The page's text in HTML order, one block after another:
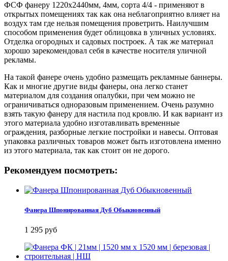
ФСФ фанеру 1220х2440мм, 4мм, сорта 4/4 - применяют в
открытых помещениях так как она неблагоприятно влияет на
воздух там где нельзя помещения проветрить. Наилучшим
способом применения будет облицовка в уличных условиях.
Отделка огородных и садовых построек. А так же материал
хорошо зарекомендовал себя в качестве носителя уличной
рекламы.
На такой фанере очень удобно размещать рекламные баннеры.
Как и многие другие виды фанеры, она легко станет
материалом для создания опалубки, при чем можно не
ограничиваться одноразовым применением. Очень разумно
взять такую фанеру для настила под кровлю. И как вариант из
этого материала удобно изготавливать временные
ограждения, разборные легкие постройки и навесы. Оптовая
упаковка различных товаров может быть изготовлена именно
из этого материала, так как стоит он не дорого.
Рекомендуем посмотреть:
Фанера Шпонированная Дуб Обыкновенный
1 295 руб